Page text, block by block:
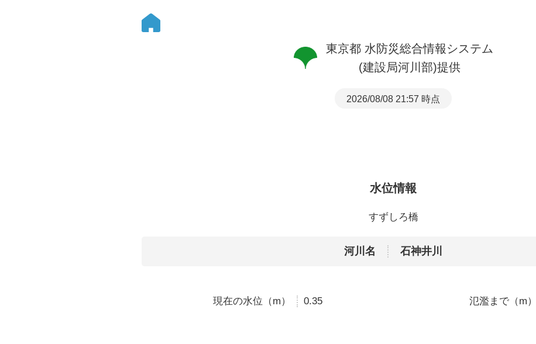
東京都 水防災総合情報システム
(建設局河川部)提供
2026/08/08 21:57 時点
水位情報
すずしろ橋
河川名 石神井川
現在の水位（m） 0.35 氾濫まで（m）